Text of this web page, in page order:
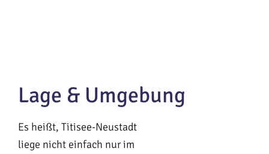
Lage & Umgebung
Es heißt, Titisee-Neustadt
liege nicht einfach nur im